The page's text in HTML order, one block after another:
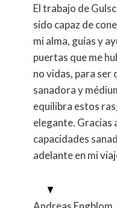
El trabajo de
sido capaz de
mi alma, guías y
puertas que me
no vidas, para ser
sanadora y
equilibra estos
elegante. Gracias
capacidades
adelante en mi